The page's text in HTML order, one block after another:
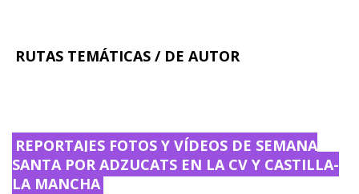
RUTAS TEMÁTICAS / DE AUTOR
REPORTAJES FOTOS Y VÍDEOS DE SEMANA
SANTA POR ADZUCATS EN LA CV Y CASTILLA-
LA MANCHA